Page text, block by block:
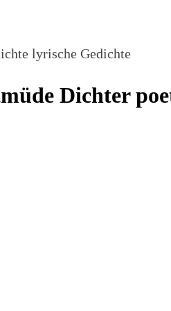
lyrische Gedichte
Dichter